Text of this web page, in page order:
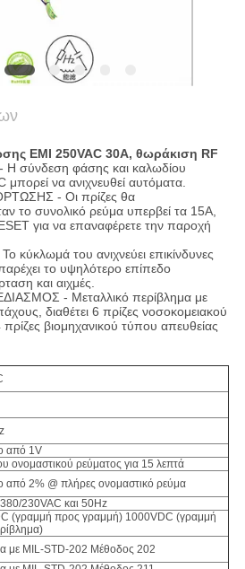
EMI 250VAC 30A, θωράκιση RF
σύνδεση φάσης και καλωδίου
να ανιχνευθεί αυτόματα.
- Οι πρίζες θα
το συνολικό ρεύμα υπερβεί τα 15A,
για να επαναφέρετε την παροχή
του ανιχνεύει επικίνδυνες
το υψηλότερο επίπεδο
και αιχμές.
- Μεταλλικό περίβλημα με
διαθέτει 6 πρίζες νοσοκομειακού
βιομηχανικού τύπου απευθείας
από 1V
ονομαστικού ρεύματος για 15 λεπτά
από 2% @ πλήρες ονομαστικό ρεύμα
230VAC και 50Hz
(γραμμή προς γραμμή) 1000VDC (γραμμή
με MIL-STD-202 Μέθοδος 202